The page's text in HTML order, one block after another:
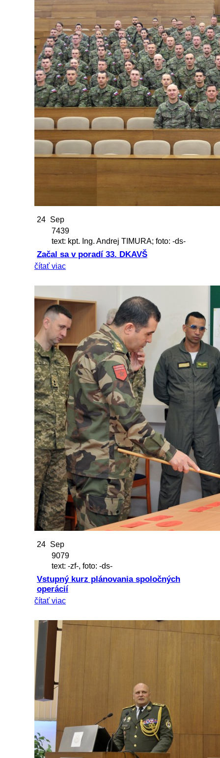
24 Sep
7439
text: kpt. Ing. Andrej TIMURA; foto: -ds-
Začal sa v poradí 33. DKAVŠ
čítať viac
24 Sep
9079
text: -zf-, foto: -ds-
Vstupný kurz plánovania spoločných
operácií
čítať viac